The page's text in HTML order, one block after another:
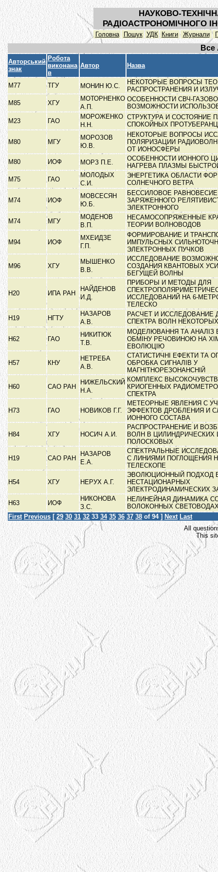
НАУКОВО-
РАДІОАСТРОНОМІЧНОГО
Головна Пошук УДК Книги Журнали
Все
Авторський
знак
Робота
виконана
в
Автор Назва
М77 ТГУ МОНИН Ю.С.
НЕКОТОРЫЕ ВОПРОСЫ
РАСПРОСТРАНЕНИЯ И
М85
ХГУ
МОТОРНЕНКО
А.П.
ОСОБЕННОСТИ СВЧ-
ВОЗМОЖНОСТИ
М23
ГАО
МОРОЖЕНКО
Н.Н.
СТРУКТУРА И СОСТОЯНИЕ
СПОКОЙНЫХ
М80 МГУ
МОРОЗОВ
Ю.В.
НЕКОТОРЫЕ ВОПРОСЫ
ПОЛЯРИЗАЦИИ
ОТ ИОНОСФЕРЫ
М80
ИОФ МОРЗ П.Е.
ОСОБЕННОСТИ ИОННОГО
НАГРЕВА ПЛАЗМЫ
М75
ГАО
МОЛОДЫХ
С.И.
ЭНЕРГЕТИКА ОБЛАСТИ
СОЛНЕЧНОГО ВЕТРА
М74 ИОФ
МОВСЕСЯН
Ю.Б.
БЕССИЛОВОЕ
ЗАРЯЖЕННОГО
ЭЛЕКТРОННОГО
М74
МГУ
МОДЕНОВ
В.П.
НЕСАМОСОПРЯЖЕННЫЕ
ТЕОРИИ ВОЛНОВОДОВ
М94 ИОФ
МХЕИДЗЕ
Г.П.
ФОРМИРОВАНИЕ И
ИМПУЛЬСНЫХ
ЭЛЕКТРОННЫХ ПУЧКОВ
М96 ХГУ
МЫШЕНКО
В.В.
ИССЛЕДОВАНИЕ
СОЗДАНИЯ КВАНТОВЫХ
БЕГУЩЕЙ ВОЛНЫ
Н20 ИПА РАН
НАЙДЕНОВ
И.Д.
ПРИБОРЫ И МЕТОДЫ ДЛЯ
ИССЛЕДОВАНИЙ НА 6-
ТЕЛЕСКО
Н19
НГТУ
НАЗАРОВ
А.В.
РАСЧЕТ И ИССЛЕДОВАНИЕ
СПЕКТРА ВОЛН
Н62 ГАО
НИКИТЮК
Т.В.
МОДЕЛЮВАННЯ ТА АНАЛІЗ
ОБМІНУ РЕЧОВИНОЮ НА
ЕВОЛЮЦІЮ
Н57 КНУ
НЕТРЕБА
А.В.
СТАТИСТИЧНІ ЕФЕКТИ ТА
ОБРОБКА СИГНАЛІВ У
МАГНІТНОРЕЗОНАНСНІЙ
Н60 САО РАН
НИЖЕЛЬСКИЙ
Н.А.
КОМПЛЕКС
КРИОГЕННЫХ
СПЕКТРА
Н73 ГАО НОВИКОВ Г.Г.
МЕТЕОРНЫЕ ЯВЛЕНИЯ С
ЭФФЕКТОВ ДРОБЛЕНИЯ И
ИОННОГО СОСТАВА
Н84 ХГУ НОСИЧ А.И.
РАСПРОСТРАНЕНИЕ И
ВОЛН В
ПОЛОСКОВЫХ
Н19 САО РАН
НАЗАРОВ
Е.А.
СПЕКТРАЛЬНЫЕ
С ЛИНИЯМИ ПОГЛОЩЕНИЯ
ТЕЛЕСКОПЕ
Н54 ХГУ НЕРУХ А.Г.
ЭВОЛЮЦИОННЫЙ ПОДХОД
НЕСТАЦИОНАРНЫХ
ЭЛЕКТРОДИНАМИЧЕСКИХ
Н63
ИОФ
НИКОНОВА
З.С.
НЕЛИНЕЙНАЯ ДИНАМИКА
ВОЛОКОННЫХ
First Previous [ 29 30 31 32 33 34 35 36 37 38 of 94 ] Next Last
All
This